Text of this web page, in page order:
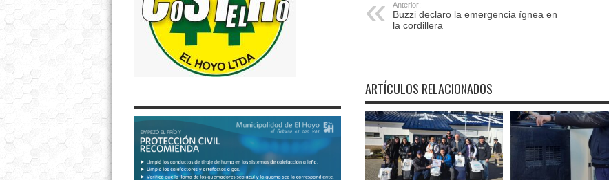
Anterior:
Buzzi declaro la emergencia ígnea en
la cordillera
ARTÍCULOS RELACIONADOS